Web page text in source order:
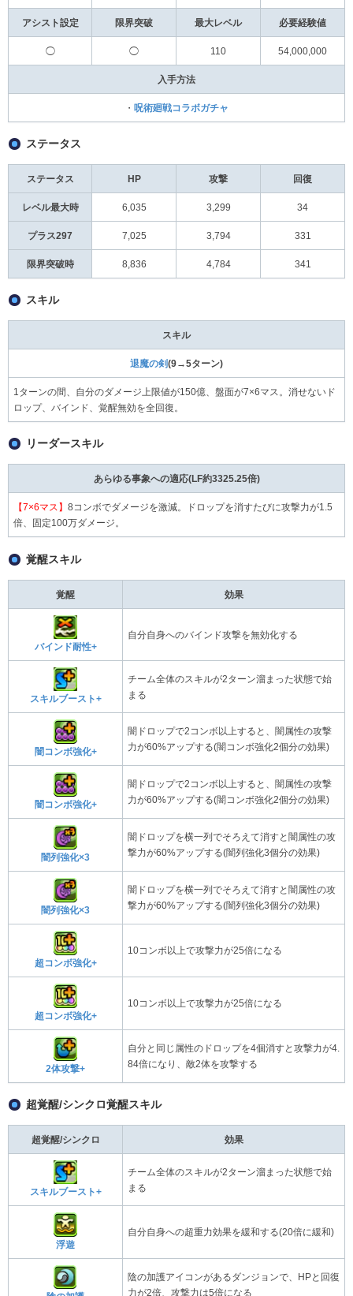
アシスト設定 限界突破 最大レベル 必要経験値
◯ ◯ 110 54,000,000
入手方法
・ 呪術廻戦コラボガチャ
ステータス
ステータス HP 攻撃 回復
レベル最大時 6,035 3,299 34
プラス297 7,025 3,794 331
限界突破時 8,836 4,784 341
スキル
スキル
退魔の剣(9→5ターン)
1ターンの間、自分のダメージ上限値が150億、盤面が7×6マス。消せないド
ロップ、バインド、覚醒無効を全回復。
リーダースキル
あらゆる事象への適応(LF約3325.25倍)
【7×6マス】 8コンボでダメージを激減。ドロップを消すたびに攻撃力が1.5
倍、固定100万ダメージ。
覚醒スキル
覚醒 効果
バインド耐性+
自分自身へのバインド攻撃を無効化する
スキルブースト+
チーム全体のスキルが2ターン溜まった状態で始
まる
闇コンボ強化+
闇ドロップで2コンボ以上すると、闇属性の攻撃
力が60%アップする(闇コンボ強化2個分の効果)
闇コンボ強化+
闇ドロップで2コンボ以上すると、闇属性の攻撃
力が60%アップする(闇コンボ強化2個分の効果)
闇列強化×3
闇ドロップを横一列でそろえて消すと闇属性の攻
撃力が60%アップする(闇列強化3個分の効果)
闇列強化×3
闇ドロップを横一列でそろえて消すと闇属性の攻
撃力が60%アップする(闇列強化3個分の効果)
超コンボ強化+
10コンボ以上で攻撃力が25倍になる
超コンボ強化+
10コンボ以上で攻撃力が25倍になる
2体攻撃+
自分と同じ属性のドロップを4個消すと攻撃力が4.
84倍になり、敵2体を攻撃する
超覚醒/シンクロ覚醒スキル
超覚醒/シンクロ 効果
スキルブースト+
チーム全体のスキルが2ターン溜まった状態で始
まる
浮遊
自分自身への超重力効果を緩和する(20倍に緩和)
陰の加護アイコンがあるダンジョンで、HPと回復
力が2倍、攻撃力は5倍になる